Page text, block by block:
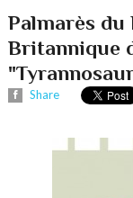
Palmarès du
Britannique
Share